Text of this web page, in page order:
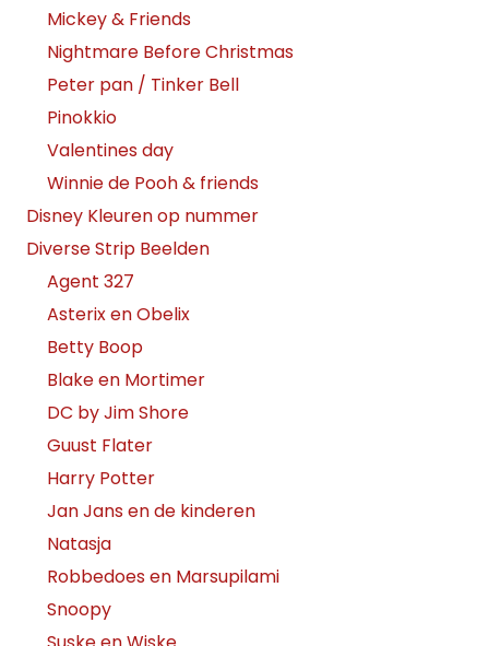
Mickey & Friends
Nightmare Before Christmas
Peter pan / Tinker Bell
Pinokkio
Valentines day
Winnie de Pooh & friends
Disney Kleuren op nummer
Diverse Strip Beelden
Agent 327
Asterix en Obelix
Betty Boop
Blake en Mortimer
DC by Jim Shore
Guust Flater
Harry Potter
Jan Jans en de kinderen
Natasja
Robbedoes en Marsupilami
Snoopy